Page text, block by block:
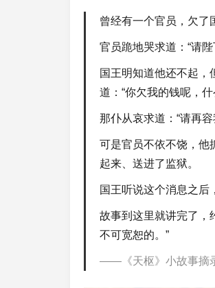
曾经有一个官员，欠了
官员跪地哭求道：“请
国王明知道他还不起，
道：“你欠我的钱呢，
那仆从哀求道：“请再
可是官员不依不饶，他
起来、送进了监狱。
国王听说这个消息之后
故事到这里就讲完了，
不可宽恕的。”
《天枢》小故事摘